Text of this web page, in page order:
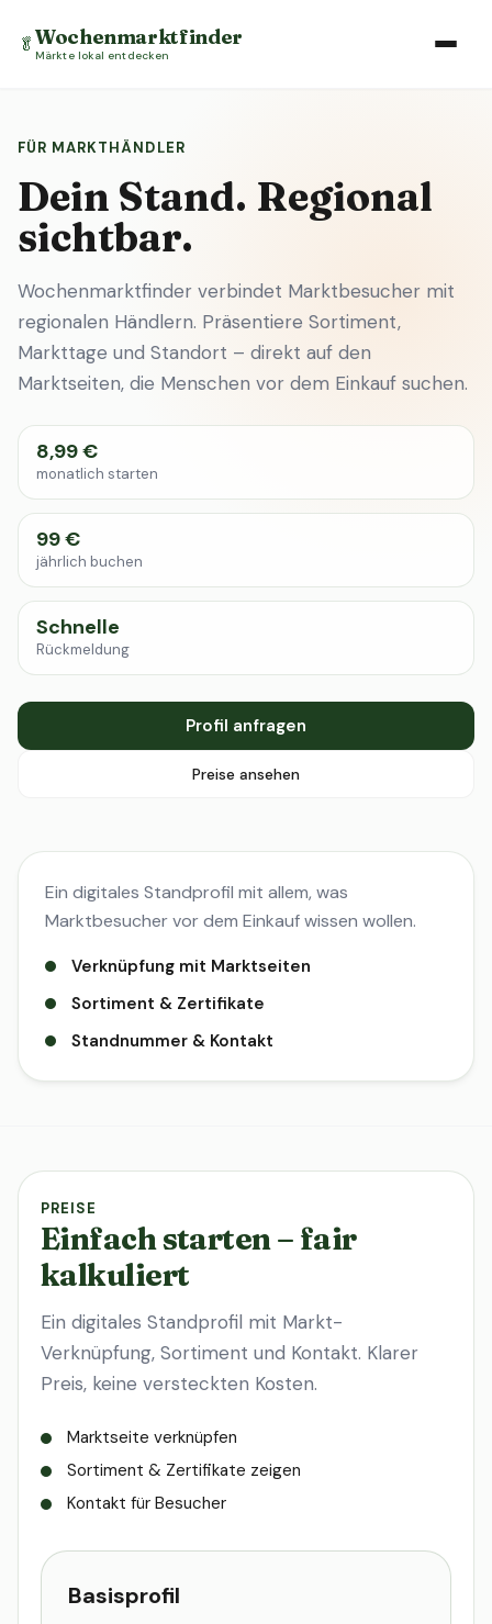
🥬Wochenmarktfinder
Märkte lokal entdecken
FÜR MARKTHÄNDLER
Dein Stand. Regional
sichtbar.
Wochenmarktfinder verbindet Marktbesucher mit
regionalen Händlern. Präsentiere Sortiment,
Markttage und Standort – direkt auf den
Marktseiten, die Menschen vor dem Einkauf suchen.
8,99 €
monatlich starten
99 €
jährlich buchen
Schnelle
Rückmeldung
Profil anfragen
Preise ansehen
Ein digitales Standprofil mit allem, was
Marktbesucher vor dem Einkauf wissen wollen.
Verknüpfung mit Marktseiten
Sortiment & Zertifikate
Standnummer & Kontakt
PREISE
Einfach starten – fair
kalkuliert
Ein digitales Standprofil mit Markt-
Verknüpfung, Sortiment und Kontakt. Klarer
Preis, keine versteckten Kosten.
Marktseite verknüpfen
Sortiment & Zertifikate zeigen
Kontakt für Besucher
Basisprofil